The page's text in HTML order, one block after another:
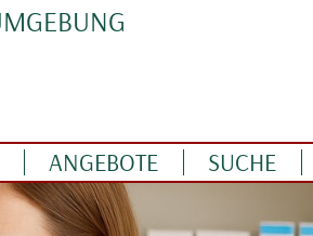
ANGEBOTE SUCHE